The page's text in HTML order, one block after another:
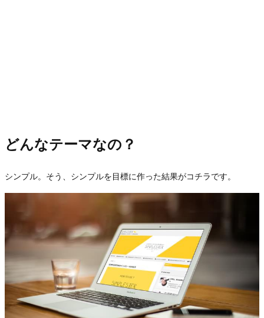
どんなテーマなの？
シンプル。そう、シンプルを目標に作った結果がコチラです。